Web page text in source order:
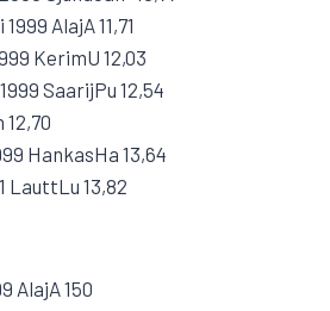
AlajA 11,71
KerimU 12,03
SaarijPu 12,54
HankasHa 13,64
LauttLu 13,82
AlajA 150